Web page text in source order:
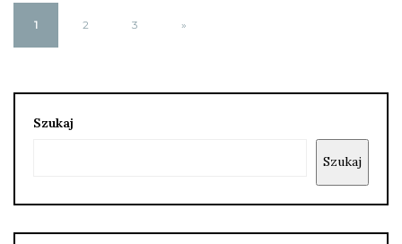
1 2 3 »
Szukaj
Szukaj